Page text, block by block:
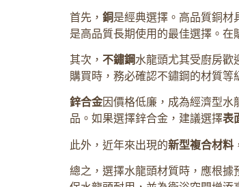
首先， 銅是經典選擇。高品質銅
是高品質長期使用的最佳選擇。在
其次， 不鏽鋼水龍頭尤其受廚房歡
購買時，務必確認不鏽鋼的材質等
鋅合金因價格低廉，成為經濟型
品。如果選擇鋅合金，建議選擇表
此外，近年來出現的新型複合材料
總之，選擇水龍頭材質時，應根